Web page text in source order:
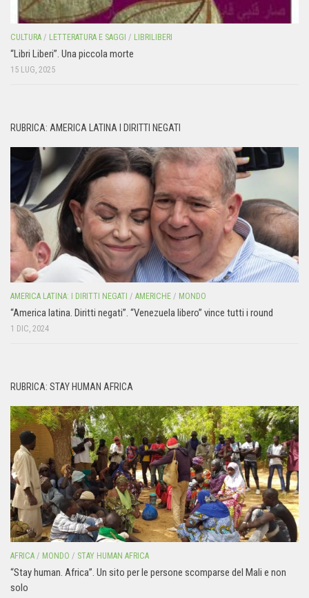
CULTURA / LETTERATURA E SAGGI / LIBRILIBERI
“Libri Liberi”. Una piccola morte
15 LUG, 2025
RUBRICA: AMERICA LATINA I DIRITTI NEGATI
AMERICA LATINA: I DIRITTI NEGATI / AMERICHE / MONDO
“America latina. Diritti negati”. “Venezuela libero” vince tutti i round
1 DIC, 2024
RUBRICA: STAY HUMAN AFRICA
AFRICA / MONDO / STAY HUMAN AFRICA
“Stay human. Africa”. Un sito per le persone scomparse del Mali e non
solo